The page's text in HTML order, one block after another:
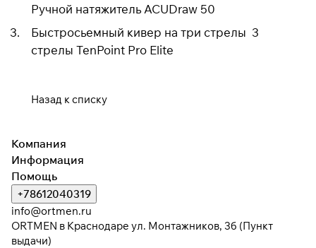
Ручной натяжитель ACUDraw 50
Быстросьемный кивер на три стрелы 3
стрелы TenPoint Pro Elite
Назад к списку
Компания
Информация
Помощь
+78612040319
info@ortmen.ru
ORTMEN в Краснодаре ул. Монтажников, 3б (Пункт
выдачи)